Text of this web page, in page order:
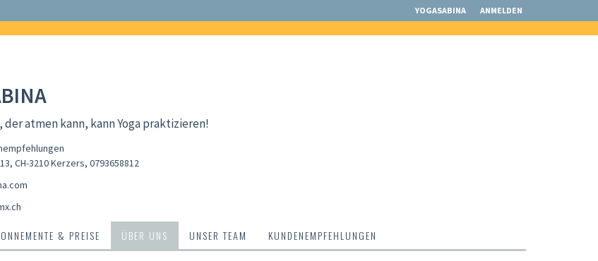
YOGASABINA ANMELDEN
der atmen kann, kann Yoga praktizieren!
CH-3210 Kerzers, 0793658812
& PREISE ÜBER UNS UNSER TEAM KUNDENEMPFEHLUNGEN